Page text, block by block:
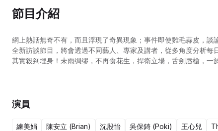
節目介紹
網上熱話無奇不有，而且浮現了奇異現象；事件即使雞毛蒜皮，談
全新訪談節目，將會透過不同藝人、專家及講者，從多角度分析
其實殺到埋身！未雨绸缪，不再食花生，捍衛立場，舌劍唇槍，一
演員
練美娟 陳安立 (Brian) 沈殷怡 吳保錡 (Poki) 王心兒